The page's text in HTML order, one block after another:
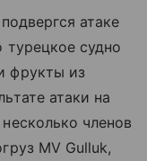
атаке
турецкое судно
фрукты из
атаки на
членов
MV Gulluk,